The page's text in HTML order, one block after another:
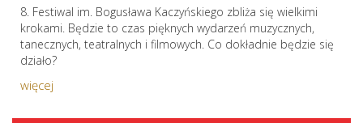
8. Festiwal im. Bogusława Kaczyńskiego zbliża się wielkimi
krokami. Będzie to czas pięknych wydarzeń muzycznych,
tanecznych, teatralnych i filmowych. Co dokładnie będzie się
działo?
więcej